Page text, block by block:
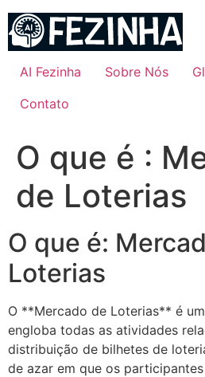
para
conteúdo
AI Fezinha Sobre Nós
Contato
O que é :
de Loterias
O que é:
Loterias
O **Mercado de Loterias** é
engloba todas as atividades
distribuição de bilhetes de
de azar em que os